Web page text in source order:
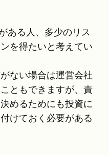
ある人、多少のリス
を得たいと考えてい
ない場合は運営会社
ともできますが、責
めるためにも投資に
けておく必要がある